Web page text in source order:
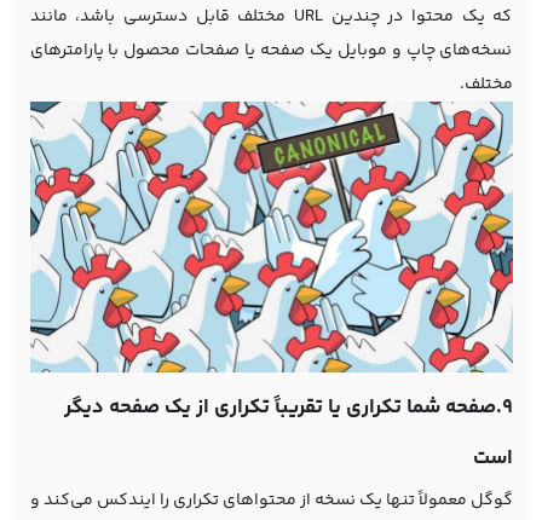
که یک محتوا در چندین URL مختلف قابل دسترسی باشد، مانند
نسخه‌های چاپ و موبایل یک صفحه یا صفحات محصول با پارامترهای
مختلف.
9.صفحه شما تکراری یا تقریباً تکراری از یک صفحه دیگر
است
گوگل معمولاً تنها یک نسخه از محتواهای تکراری را ایندکس می‌کند و